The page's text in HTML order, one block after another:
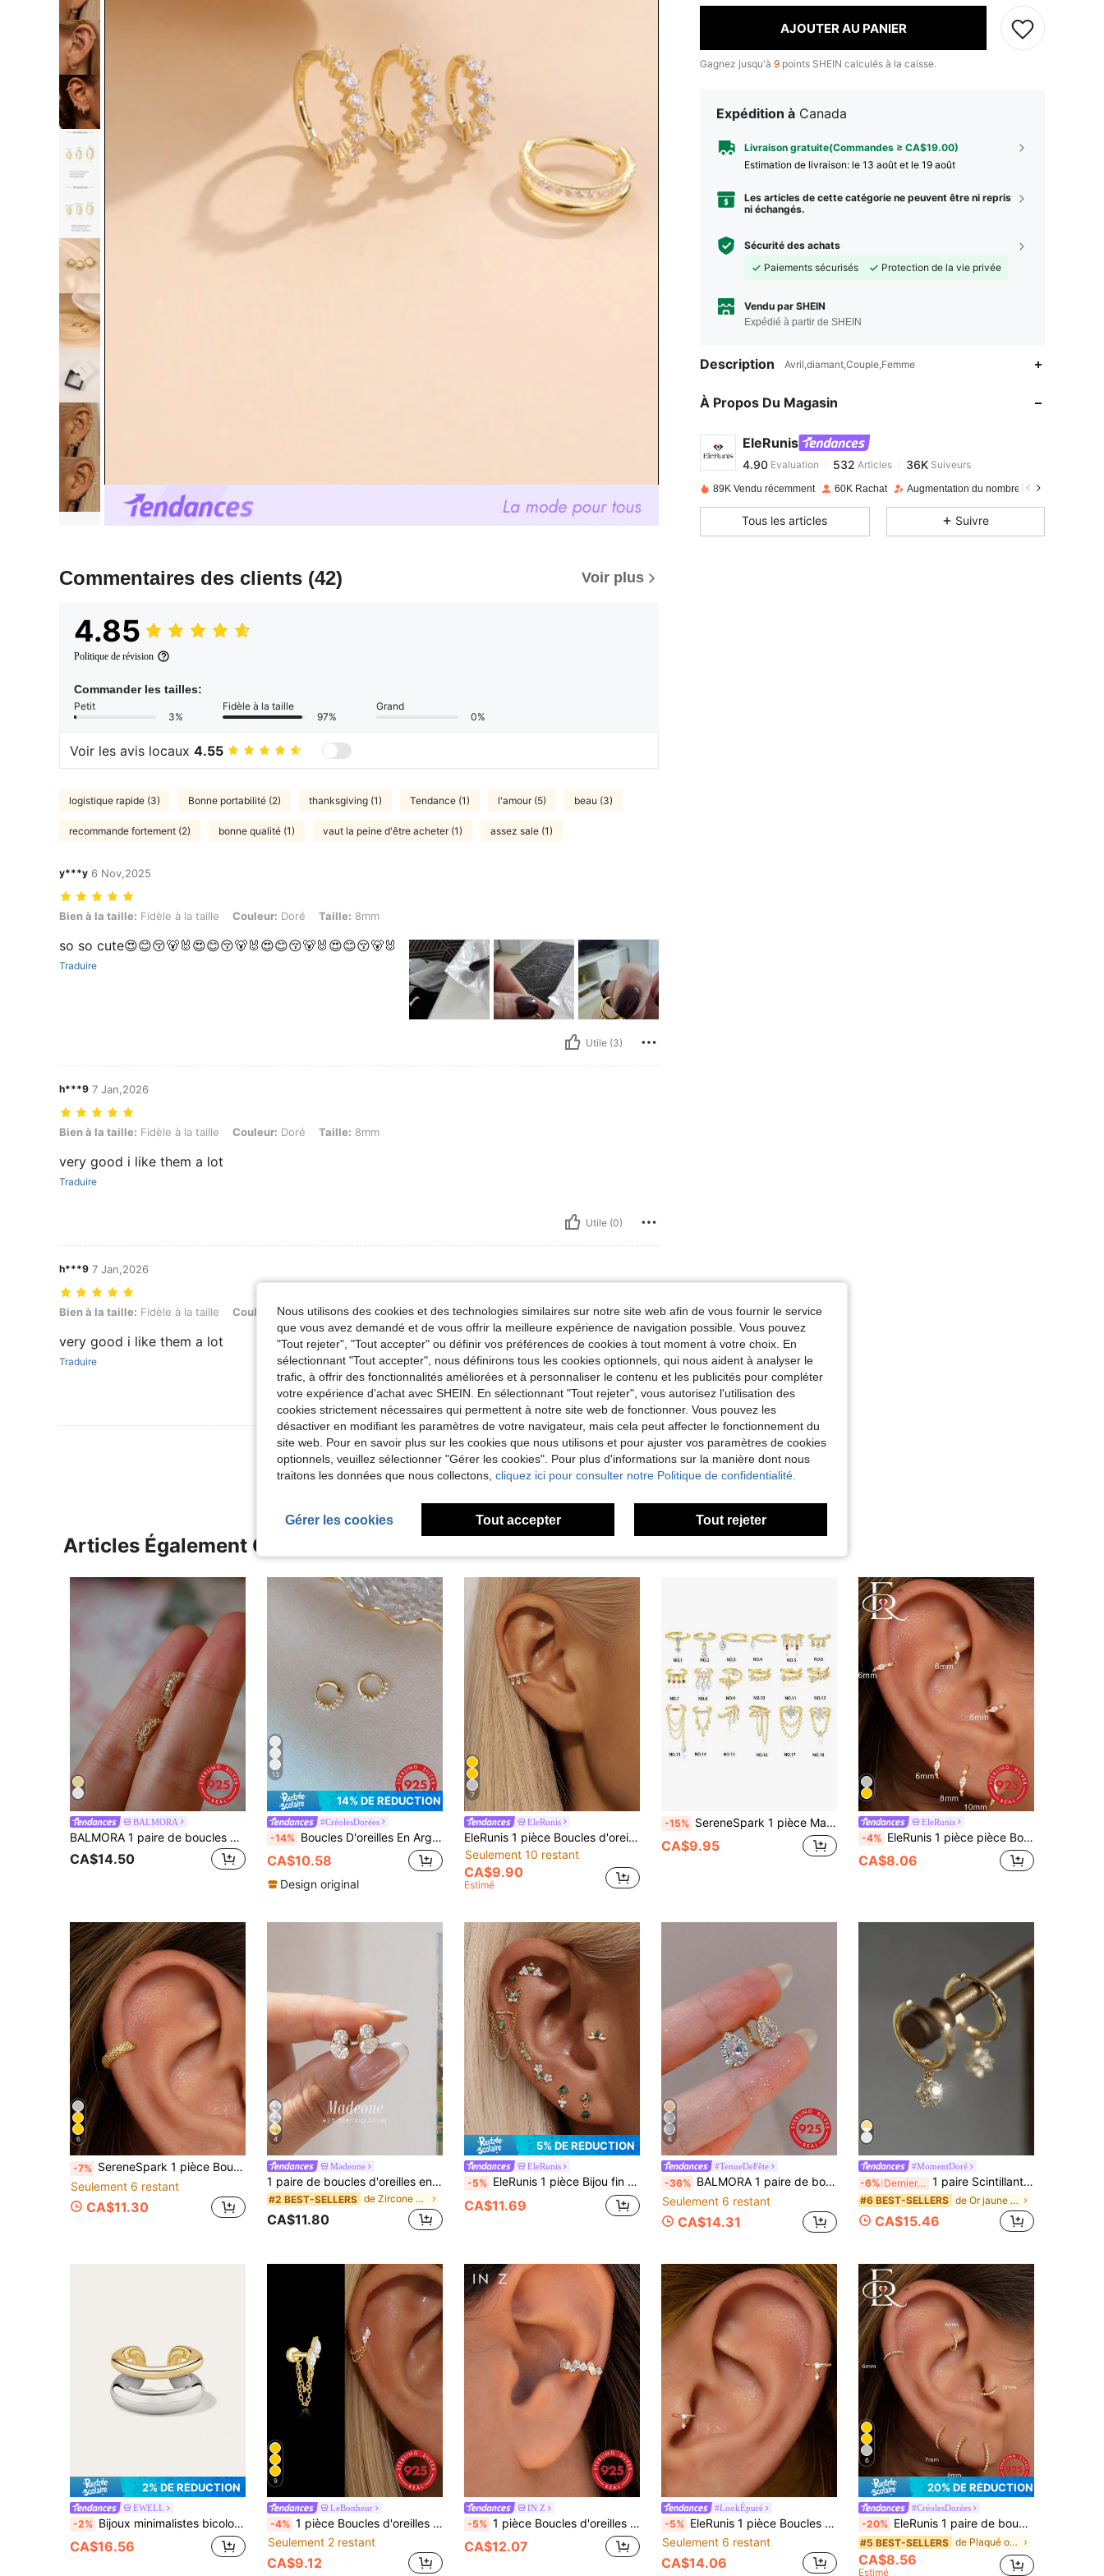
Commentaires des clients (42) Voir plus
4.85
Politique de révision
Commander les tailles:
Petit
3%
Fidèle à la taille
97%
Grand
0%
Voir les avis locaux 4.55
logistique rapide (3) Bonne portabilité (2) thanksgiving (1) Tendance (1) l'amour (5) beau (3)
recommande fortement (2) bonne qualité (1) vaut la peine d'être acheter (1) assez sale (1)
y***y 6 Nov,2025
Bien à la taille: Fidèle à la taille, Couleur: Doré, Taille: 8mm
Bien à la taille: Fidèle à la taille Couleur: Doré Taille: 8mm
so so cute😍😊😚🐻🐰😍😊😚🐻🐰😍😊😚🐻🐰😍😊😚🐻🐰
Traduire
Utile (3)
h***9 7 Jan,2026
Bien à la taille: Fidèle à la taille, Couleur: Doré, Taille: 8mm
Bien à la taille: Fidèle à la taille Couleur: Doré Taille: 8mm
very good i like them a lot
Traduire
Utile (0)
h***9 7 Jan,2026
Bien à la taille: Fidèle à la taille, Couleur: Doré, Taille: 6mm
Bien à la taille: Fidèle à la taille Couleur: Doré Taille: 6mm
very good i like them a lot
Traduire
Utile (0)
Voir Plus D'avis
AJOUTER AU PANIER
Gagnez jusqu'à 9 points SHEIN calculés à la caisse.
Expédition à Canada
Livraison gratuite(Commandes ≥ CA$19.00)
Estimation de livraison: le 13 août et le 19 août
Les articles de cette catégorie ne peuvent être ni repris
ni échangés.
Sécurité des achats
Paiements sécurisés
Protection de la vie privée
Vendu par SHEIN
Expédié à partir de SHEIN
Description Avril,diamant,Couple,Femme
À Propos Du Magasin
EleRunis
4.90
4.90 532
Evaluation 532Articles
n***tpayé Il y a 1 jour
4.90 532 36K
89K Vendu récemment 60K Rachat Augmentation du nombre d'abonnés : 13 %
Tous les articles Suivre
Articles Également Consultés
BALMORA
BALMORA 1 paire de boucles d'oreilles petites en argent sterling plaqué or 18 carats avec dentelle ajourée en zirconium, pour femmes, idéal pour les fêtes, les sorties, les cadeaux quotidiens et d'anniversaire
CA$14.50
13
14% DE RÉDUCTION
#CréolesDorées
-14% Boucles D'oreilles En Argent Sterling Décorées De Fausses Perles
CA$10.58
Design original
7
EleRunis
EleRunis 1 pièce Boucles d'oreilles clip en argent sterling 925, couleur or, boucles d'oreilles clip sans perçage pour cartilage, boucles d'oreilles enveloppantes, style rempli, petit bijou bohème de plage minimaliste fait main hypoallergénique
Seulement 10 restant
CA$9.90
Estimé
-15% SereneSpark 1 pièce Manchette d'oreille en forme de C en argent sterling 925 avec zircone en forme d'étoile, sans perçage requis, convient pour le quotidien, les rendez-vous, les vacances, les mariages, les fêtes et les cadeaux de vacances
CA$9.95
EleRunis
-4% EleRunis 1 pièce pièce Boucle d'oreille Rook Conch en argent sterling 925 classique avec CZ 6/8/10mm, plaquée or 18K, manchette d'oreille pour cartilage supérieur, pour femmes, style port quotidien et fête
CA$8.06
6
-7% SereneSpark 1 pièce Boucle d'oreille oreille manchette en argent sterling 925 classique en forme de C avec points, 6/8/10 mm, bijou hypoallergénique sans perçage à clipser, cadeau, convient pour le port quotidien, les fêtes et les mariages des femmes
Seulement 6 restant
CA$11.30
4
Madeone
1 paire de boucles d'oreilles en forme de larme plaquées or avec zirconium blanc pour femmes, bijoux raffinés, convient pour les fiançailles, les anniversaires de mariage, les cadeaux d'anniversaire
#2 BEST-SELLERS de Zircone cubique Boucles d'oreilles fines
CA$11.80
5% DE RÉDUCTION
EleRunis
-5% EleRunis 1 pièce Bijou fin en argent sterling 925 avec agate mousse naturelle en forme de fleur et de cœur, marquise, pour piercing cartilage hélix. Idéal pour le port quotidien, les mariages, les fêtes, les fiançailles, les anniversaires et la Saint-Valentin
CA$11.69
6
#TenueDeFête
-36% BALMORA 1 paire de boucles d'oreilles créoles minimalistes à la mode en argent sterling 925 avec zircone cubique en forme de larme, cadeau de bijoux quotidiens pour femmes
Seulement 6 restant
CA$14.31
#MomentDoré
-6% Derniers 3 jours 1 paire Scintillant Design Boule Argent Sterling Clip D'oreille Avec Zircone Cubique Pierre , Simple & Élégant Crochet D'oreille Clip Boucle D'oreille
#6 BEST-SELLERS de Or jaune Boucles d'oreilles fines
CA$15.46
2% DE RÉDUCTION
EWELL
-2% Bijoux minimalistes bicolores en argent sterling 925 faits à la main, boucles d'oreilles assorties pour le port quotidien des femmes
CA$16.56
9
LeBonheur
-4% 1 pièce Boucles d'oreilles à franges en argent sterling 925 pour femmes, clous d'oreille classiques pour cartilage, convient pour l'hélix, le bord de l'oreille, le cartilage de l'oreille, design à dos plat, bijoux exquis pour le port quotidien et les fêtes
Seulement 2 restant
CA$9.12
IN Z
-5% 1 pièce Boucles d'oreilles et pendentif en argent sterling 925 élégant avec œil de cheval en zircone. Boucles d'oreilles hypoallergéniques à faible teneur en alliage, convenant pour le port quotidien des femmes
CA$12.07
#LookÉpuré
-5% EleRunis 1 pièce Boucles d'oreilles chaîne en argent sterling 925 avec cubic zirconia cubique, pour perçage du nez, cartilage, hélix. Bijoux de qualité pour le port quotidien, mariage, fête, fiançailles, anniversaire, Saint-Valentin
Seulement 6 restant
CA$14.06
6
20% DE RÉDUCTION
#CréolesDorées
-20% EleRunis 1 paire de boucles d'oreilles classiques en argent sterling 925 avec zirconium cubique de 5 mm à 10 mm, boucles d'oreilles mini pour cartilage plaquées or 18 carats, convient pour le port quotidien des femmes
#5 BEST-SELLERS de Plaqué or 18 carats Boucles d'oreilles créoles
CA$8.56
Estimé
Nous utilisons des cookies et des technologies similaires sur notre site web afin de vous fournir le service
que vous avez demandé et de vous offrir la meilleure expérience de navigation possible. Vous pouvez
"Tout rejeter", "Tout accepter" ou définir vos préférences de cookies à tout moment à votre choix. En
sélectionnant "Tout accepter", nous définirons tous les cookies optionnels, qui nous aident à analyser le
trafic, à offrir des fonctionnalités améliorées et à personnaliser le contenu et les publicités pour compléter
votre expérience d'achat avec SHEIN. En sélectionnant "Tout rejeter", vous autorisez l'utilisation des
cookies strictement nécessaires qui permettent à notre site web de fonctionner. Vous pouvez les
désactiver en modifiant les paramètres de votre navigateur, mais cela peut affecter le fonctionnement du
site web. Pour en savoir plus sur les cookies que nous utilisons et pour ajuster vos paramètres de cookies
optionnels, veuillez sélectionner "Gérer les cookies". Pour plus d'informations sur la manière dont nous
traitons les données que nous collectons, cliquez ici pour consulter notre Politique de confidentialité.
Gérer les cookies Tout accepter Tout rejeter